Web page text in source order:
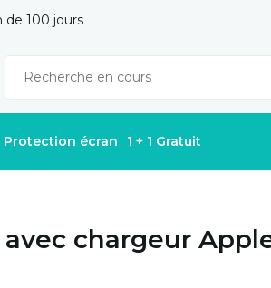
de 100 jours
Protection écran 1 + 1 Gratuit
chargeur